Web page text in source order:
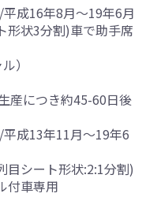
成16年8月～19年6月
状3分割)車で助手席
）
につき約45-60日後
平成13年11月～19年6
シート形状:2:1分割)
付車専用